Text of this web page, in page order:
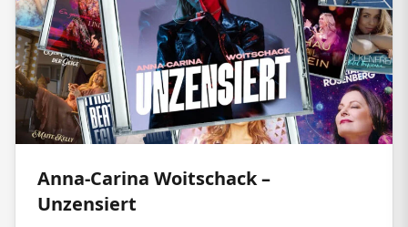
Anna-Carina Woitschack –
Unzensiert